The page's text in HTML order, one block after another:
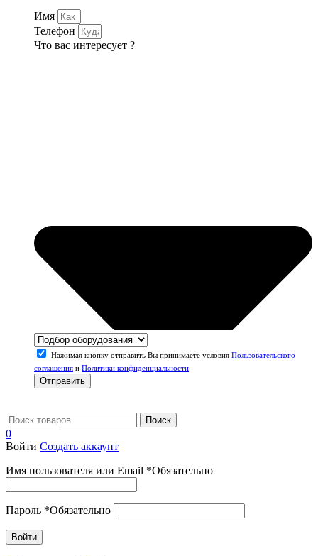
Имя
Телефон
Что вас интересует ?
Нажимая кнопку отправить Вы принимаете условия Пользовательского
соглашения и Политики конфиденциальности
Отправить
Поиск
0
Войти Создать аккаунт
Имя пользователя или Email *Обязательно
Пароль *Обязательно
Войти